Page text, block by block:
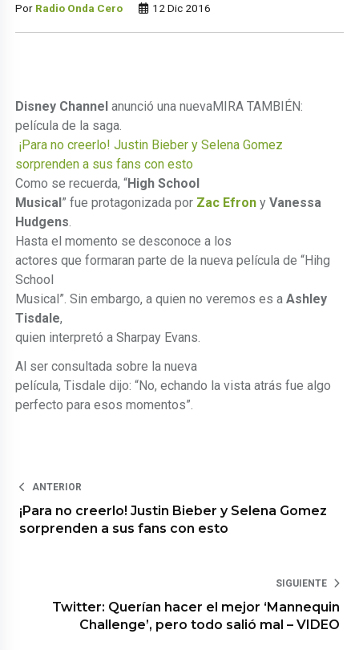
Por Radio Onda Cero 12 Dic 2016
Disney Channel anunció una nueva
película de la saga.
MIRA TAMBIÉN:
¡Para no creerlo! Justin Bieber y Selena Gomez
sorprenden a sus fans con esto
Como se recuerda, “High School
Musical” fue protagonizada por Zac Efron yVanessa
Hudgens
Hasta el momento se desconoce a los
actores que formaran parte de la nueva película de “Hihg
School
Musical”. Sin embargo, a quien no veremos es aAshley
Tisdale,
quien interpretó a Sharpay Evans.
Al ser consultada sobre la nueva
película, Tisdale dijo: “No, echando la vista atrás fue algo
perfecto para esos momentos”.
ANTERIOR
¡Para no creerlo! Justin Bieber y Selena Gomez
sorprenden a sus fans con esto
SIGUIENTE
Twitter: Querían hacer el mejor ‘Mannequin
Challenge’, pero todo salió mal – VIDEO